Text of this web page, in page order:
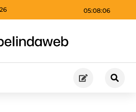
05:08:07